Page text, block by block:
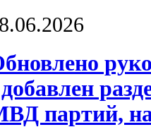
партий,